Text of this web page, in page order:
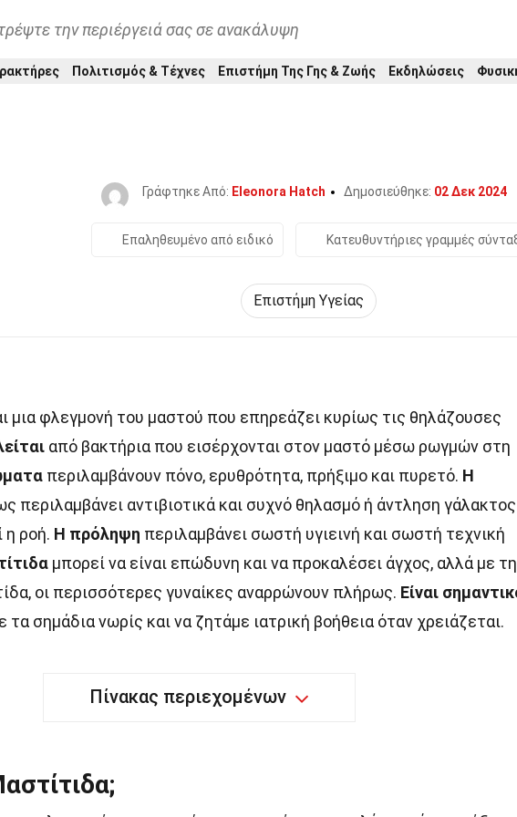
την περιέργειά σας σε ανακάλυψη
Πολιτισμός & Τέχνες Επιστήμη Της Γης & Ζωής Εκδηλώσεις
Γράφτηκε Από: Eleonora Hatch Δημοσιεύθηκε: 02 Δεκ 2024
Επαληθευμένο από ειδικό Κατευθυντήριες γραμμές
Επιστήμη Υγείας
μια φλεγμονή του μαστού που επηρεάζει κυρίως τις θηλάζουσες
από βακτήρια που εισέρχονται στον μαστό μέσω ρωγμών στη
περιλαμβάνουν πόνο, ερυθρότητα, πρήξιμο και πυρετό. Η
περιλαμβάνει αντιβιοτικά και συχνό θηλασμό ή άντληση γάλακτος
η ροή. Η πρόληψη περιλαμβάνει σωστή υγιεινή και σωστή τεχνική
μπορεί να είναι επώδυνη και να προκαλέσει άγχος, αλλά με
οι περισσότερες γυναίκες αναρρώνουν πλήρως. Είναι
τα σημάδια νωρίς και να ζητάμε ιατρική βοήθεια όταν χρειάζεται.
Πίνακας περιεχομένων